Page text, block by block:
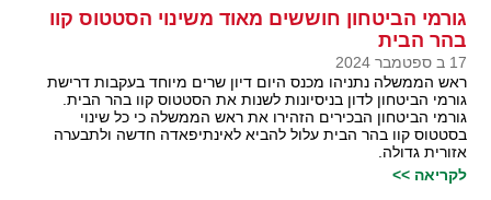
גורמי הביטחון חוששים מאוד משינוי הסטטוס קוו
בהר הבית
17 ב ספטמבר 2024
ראש הממשלה נתניהו מכנס היום דיון שרים מיוחד בעקבות דרישת
גורמי הביטחון לדון בניסיונות לשנות את הסטטוס קוו בהר הבית.
גורמי הביטחון הבכירים הזהירו את ראש הממשלה כי כל שינוי
בסטטוס קוו בהר הבית עלול להביא לאינתיפאדה חדשה ולתבערה
אזורית גדולה.
לקריאה >>